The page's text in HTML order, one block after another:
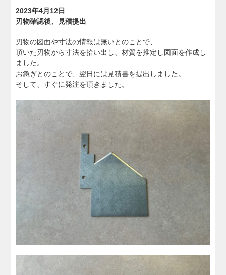
2023年4月12日
刃物確認後、見積提出
刃物の図面や寸法の情報は無いとのことで、
頂いた刃物から寸法を拾い出し、材質を推定し図面を作成し
ました。
お急ぎとのことで、翌日には見積書を提出しました。
そして、すぐに発注を頂きました。